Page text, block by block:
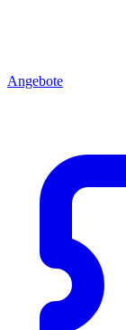
Angebote